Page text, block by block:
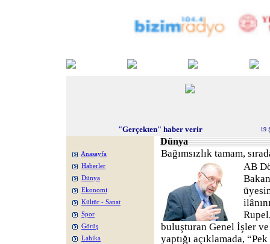
"Gerçekten" haber verir 19
Anasayfa
Haberler
Dünya
Ekonomi
Kültür - Sanat
Spor
Görüş
Lahika
Dünya
Bağımsızlık tamam,
AB
buluşturan Genel İşler
yaptığı açıklamada,